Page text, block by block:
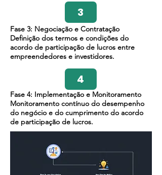
3
Fase 3: Negociação e Contratação
Definição dos termos e condições do
acordo de participação de lucros entre
empreendedores e investidores.
4
Fase 4: Implementação e Monitoramento
Monitoramento contínuo do desempenho
do negócio e do cumprimento do acordo
de participação de lucros.